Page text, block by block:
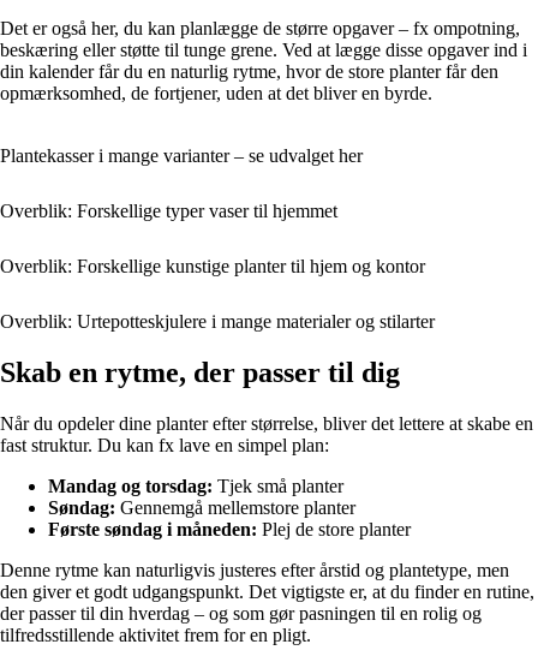
Det er også her, du kan planlægge de større opgaver – fx ompotning,
beskæring eller støtte til tunge grene. Ved at lægge disse opgaver ind i
din kalender får du en naturlig rytme, hvor de store planter får den
opmærksomhed, de fortjener, uden at det bliver en byrde.
Plantekasser i mange varianter – se udvalget her
Overblik: Forskellige typer vaser til hjemmet
Overblik: Forskellige kunstige planter til hjem og kontor
Overblik: Urtepotteskjulere i mange materialer og stilarter
Skab en rytme, der passer til dig
Når du opdeler dine planter efter størrelse, bliver det lettere at skabe en
fast struktur. Du kan fx lave en simpel plan:
Mandag og torsdag: Tjek små planter
Søndag: Gennemgå mellemstore planter
Første søndag i måneden: Plej de store planter
Denne rytme kan naturligvis justeres efter årstid og plantetype, men
den giver et godt udgangspunkt. Det vigtigste er, at du finder en rutine,
der passer til din hverdag – og som gør pasningen til en rolig og
tilfredsstillende aktivitet frem for en pligt.